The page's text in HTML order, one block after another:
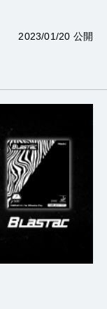
2023/01/20 公開